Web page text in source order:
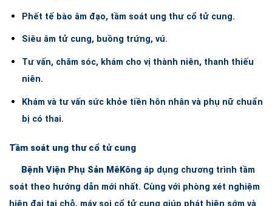
Phết tế bào âm đạo, tầm soát ung thư cổ tử cung.
Siêu âm tử cung, buồng trứng, vú.
Tư vấn, chăm sóc, khám cho vị thành niên, thanh thiếu
niên.
Khám và tư vấn sức khỏe tiền hôn nhân và phụ nữ chuẩn
bị có thai.
Tầm soát ung thư cổ tử cung
Bệnh Viện Phụ Sản MêKông áp dụng chương trình tầm
soát theo hướng dẫn mới nhất. Cùng với phòng xét nghiệm